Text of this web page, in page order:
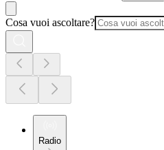
Cosa vuoi ascoltare?
Radio